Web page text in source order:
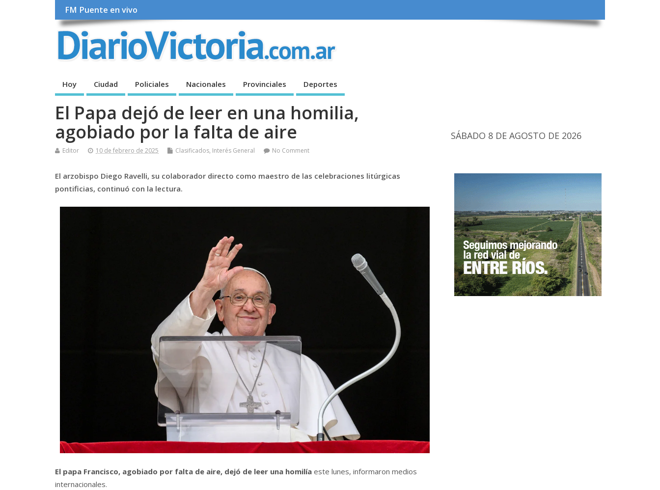
FM Puente en vivo
Hoy Ciudad Policiales Nacionales Provinciales Deportes
El Papa dejó de leer en una homilia,
agobiado por la falta de aire
Editor 10 de febrero de 2025 Clasificados, Interés General No Comment
El arzobispo Diego Ravelli, su colaborador directo como maestro de las celebraciones litúrgicas
pontificias, continuó con la lectura.
El papa Francisco, agobiado por falta de aire, dejó de leer una homilía este lunes, informaron medios
internacionales.
SÁBADO 8 DE AGOSTO DE 2026